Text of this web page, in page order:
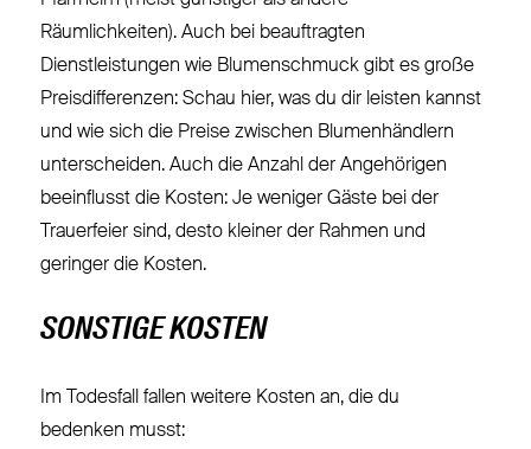
Räumlichkeiten). Auch bei beauftragten
Dienstleistungen wie Blumenschmuck gibt es große
Preisdifferenzen: Schau hier, was du dir leisten kannst
und wie sich die Preise zwischen Blumenhändlern
unterscheiden. Auch die Anzahl der Angehörigen
beeinflusst die Kosten: Je weniger Gäste bei der
Trauerfeier sind, desto kleiner der Rahmen und
geringer die Kosten.
SONSTIGE KOSTEN
Im Todesfall fallen weitere Kosten an, die du
bedenken musst: